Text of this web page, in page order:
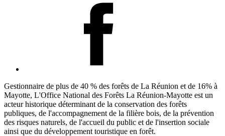
Gestionnaire de plus de 40 % des forêts de La Réunion et de 16% à
Mayotte, L'Office National des Forêts La Réunion-Mayotte est un
acteur historique déterminant de la conservation des forêts
publiques, de l'accompagnement de la filière bois, de la prévention
des risques naturels, de l'accueil du public et de l'insertion sociale
ainsi que du développement touristique en forêt.